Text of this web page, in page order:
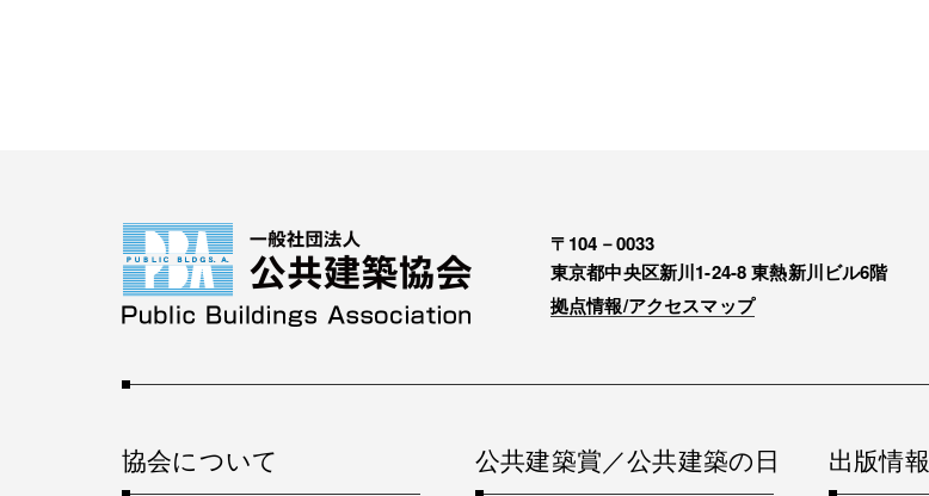
〒104－0033
東京都中央区新川1-24-8 東熱新川ビル6階
拠点情報/アクセスマップ
協会について 公共建築賞／公共建築の日 出版情報